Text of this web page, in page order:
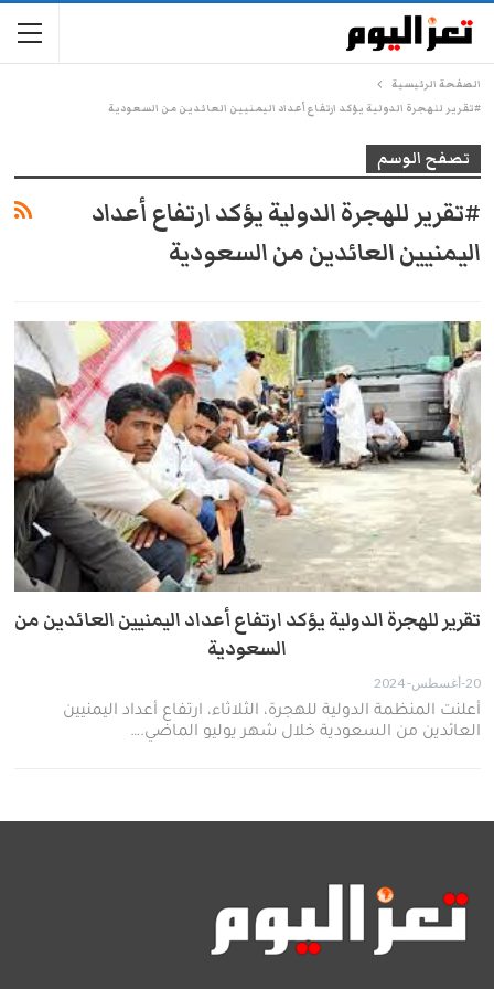
الصفحة الرئيسية
#تقرير للهجرة الدولية يؤكد ارتفاع أعداد اليمنيين العائدين من السعودية
تصفح الوسم
#تقرير للهجرة الدولية يؤكد ارتفاع أعداد
اليمنيين العائدين من السعودية
تقرير للهجرة الدولية يؤكد ارتفاع أعداد اليمنيين العائدين من
السعودية
20-أغسطس- 2024
أعلنت المنظمة الدولية للهجرة، الثلاثاء، ارتفاع أعداد اليمنيين
العائدين من السعودية خلال شهر يوليو الماضي.…